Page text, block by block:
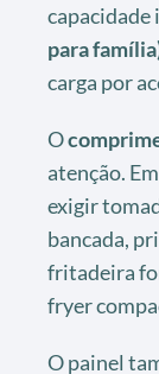
capacidade
para
carga por
O
atenção.
exigir
bancada,
fritadeira
fryer
O painel